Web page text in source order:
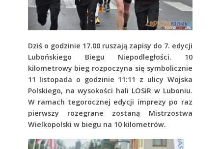
Dziś o godzinie 17.00 ruszają zapisy do 7. edycji
Lubońskiego Biegu Niepodległości. 10
kilometrowy bieg rozpoczyna się symbolicznie
11 listopada o godzinie 11:11 z ulicy Wojska
Polskiego, na wysokości hali LOSiR w Luboniu.
W ramach tegorocznej edycji imprezy po raz
pierwszy rozegrane zostaną Mistrzostwa
Wielkopolski w biegu na 10 kilometrów.